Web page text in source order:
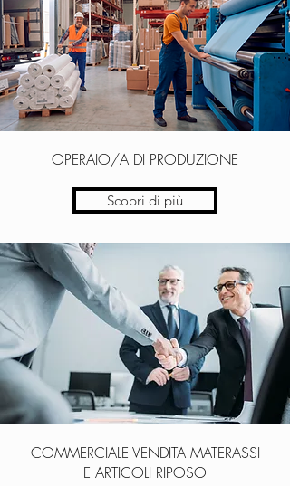
OPERAIO/A DI PRODUZIONE
Scopri di più
COMMERCIALE VENDITA MATERASSI
E ARTICOLI RIPOSO